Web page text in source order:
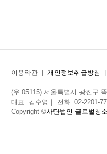
이용약관 개인정보취급방침
(우:05115) 서울특별시 광진구
대표: 김수영｜ 전화: 02-2201-
Copyright ©사단법인 글로벌청